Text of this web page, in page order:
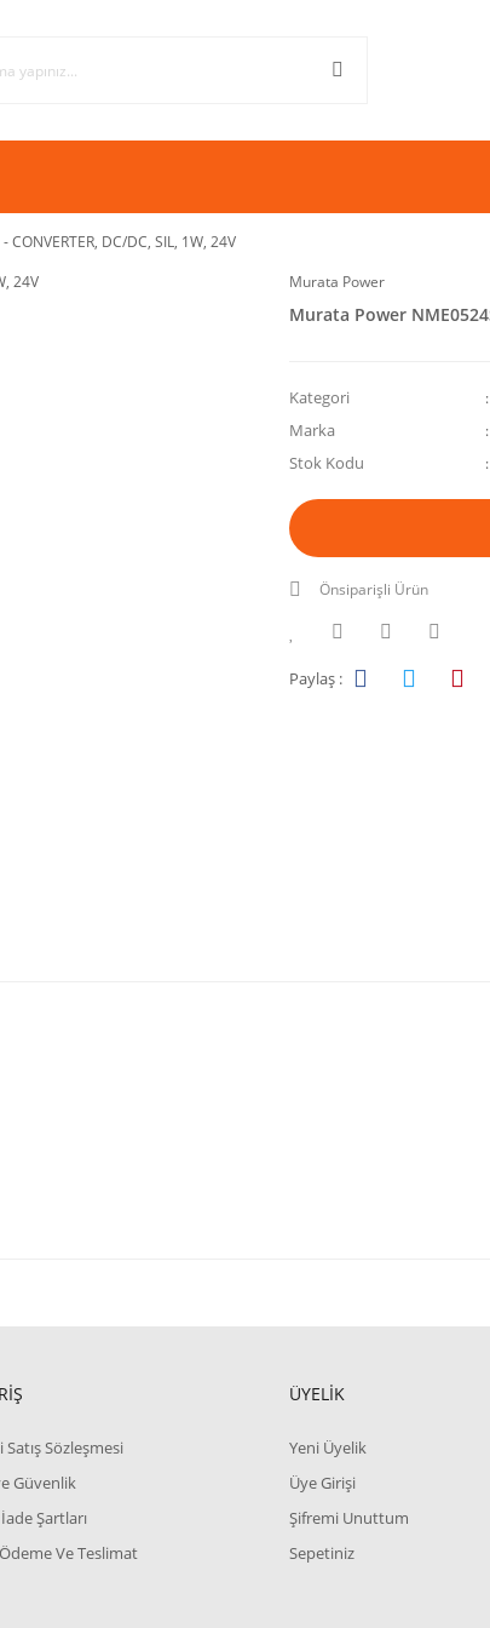
DC/DC, SIL, 1W, 24V
Murata Power
Murata Power
Kategori
Marka
Stok Kodu
Önsiparişli Ürün
Paylaş :
Satış Sözleşmesi
Güvenlik
Şartları
Ve Teslimat
ÜYELİK
Yeni Üyelik
Üye Girişi
Şifremi Unuttum
Sepetiniz